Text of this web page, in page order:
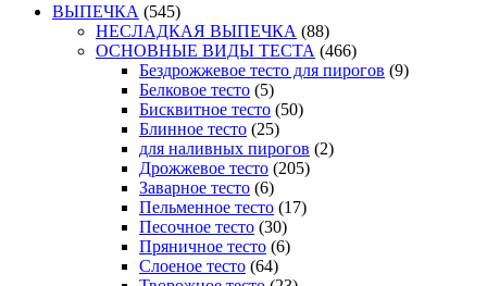
ВЫПЕЧКА (545)
НЕСЛАДКАЯ ВЫПЕЧКА (88)
ОСНОВНЫЕ ВИДЫ ТЕСТА (466)
Бездрожжевое тесто для пирогов (9)
Белковое тесто (5)
Бисквитное тесто (50)
Блинное тесто (25)
для наливных пирогов (2)
Дрожжевое тесто (205)
Заварное тесто (6)
Пельменное тесто (17)
Песочное тесто (30)
Пряничное тесто (6)
Слоеное тесто (64)